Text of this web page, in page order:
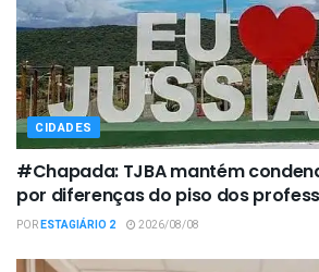
CIDADES
#Chapada: TJBA mantém
por diferenças do piso dos
PORESTAGIÁRIO 2 2026/08/08